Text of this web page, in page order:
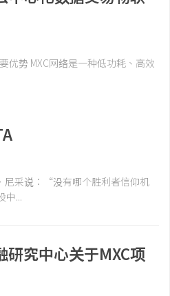
优势 MXC网络是一种低功耗、高效
采说：“没有哪个胜利者信仰机
中...
研究中心关于MXC项